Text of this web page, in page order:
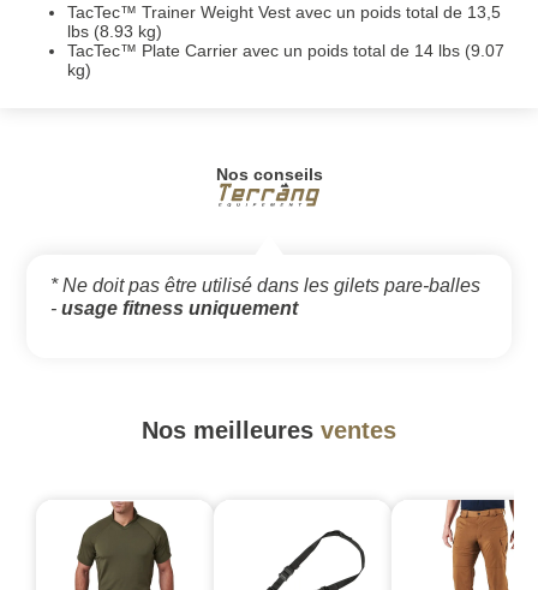
TacTec™ Trainer Weight Vest avec un poids total de 13,5
lbs (8.93 kg)
TacTec™ Plate Carrier avec un poids total de 14 lbs (9.07
kg)
Nos conseils
* Ne doit pas être utilisé dans les gilets pare-balles
- usage fitness uniquement
Nos meilleures ventes